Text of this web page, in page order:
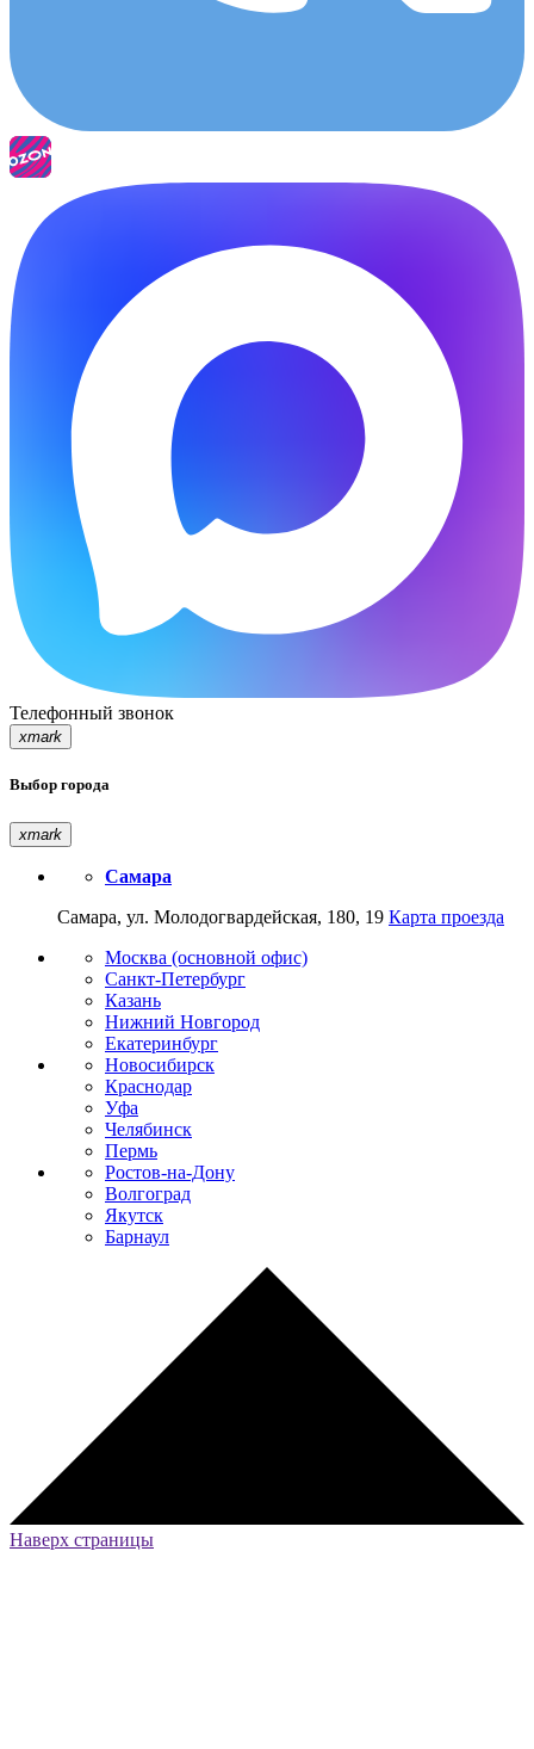
Телефонный звонок
xmark
Выбор города
xmark
Самара
Самара, ул. Молодогвардейская, 180, 19 Карта проезда
Москва (основной офис)
Санкт-Петербург
Казань
Нижний Новгород
Екатеринбург
Новосибирск
Краснодар
Уфа
Челябинск
Пермь
Ростов-на-Дону
Волгоград
Якутск
Барнаул
Наверх страницы